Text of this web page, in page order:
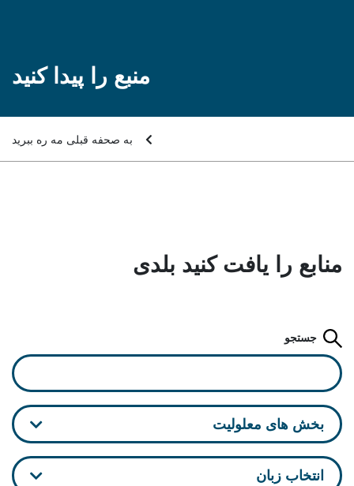
منبع را پیدا کنید
به صحفه قبلی مه ره ببرید
منابع را یافت کنید بلدی
جستجو
بخش های معلولیت
انتخاب زبان